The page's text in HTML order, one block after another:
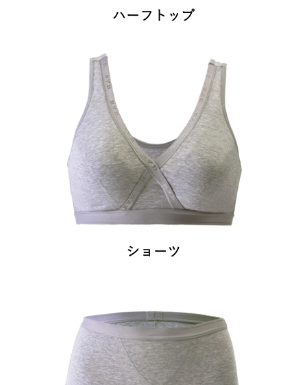
ハーフトップ
M,L
3L （税込）
4L （税込）
商品詳細はこちら
ショーツ
M,L ¥1,760（税込）
（税込）
3L ¥1,980 （税込）